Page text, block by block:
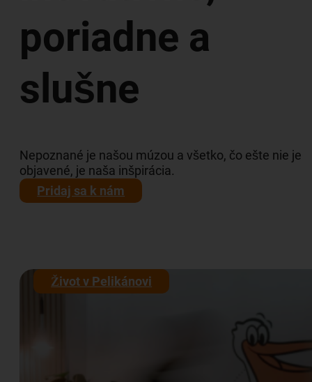
poriadne a
slušne
Nepoznané je našou múzou a všetko, čo ešte nie je
objavené, je naša inšpirácia.
Pridaj sa k nám
Život v Pelikánovi